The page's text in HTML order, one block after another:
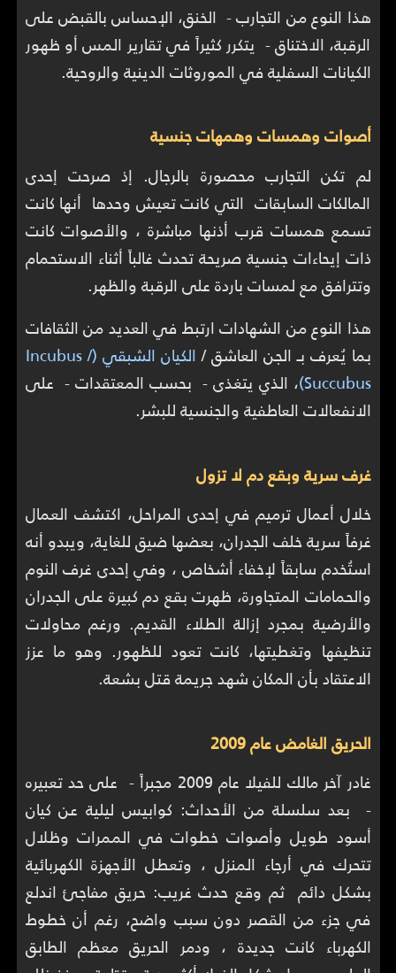
هذا النوع من التجارب - الخنق، الإحساس بالقبض على
الرقبة، الاختناق - يتكرر كثيراً في تقارير المس أو ظهور
الكيانات السفلية في الموروثات الدينية والروحية.
أصوات وهمسات وهمهات جنسية
لم تكن التجارب محصورة بالرجال. إذ صرحت إحدى
المالكات السابقات التي كانت تعيش وحدها أنها كانت
تسمع همسات قرب أذنها مباشرة ، والأصوات كانت
ذات إيحاءات جنسية صريحة تحدث غالباً أثناء الاستحمام
وتترافق مع لمسات باردة على الرقبة والظهر.
هذا النوع من الشهادات ارتبط في العديد من الثقافات
بما يُعرف بـ الجن العاشق /
الكيان الشبقي (Incubus /
Succubus)، الذي يتغذى - بحسب المعتقدات - على
الانفعالات العاطفية والجنسية للبشر.
غرف سرية وبقع دم لا تزول
خلال أعمال ترميم في إحدى المراحل، اكتشف العمال
غرفاً سرية خلف الجدران، بعضها ضيق للغاية، ويبدو أنه
استُخدم سابقاً لإخفاء أشخاص ، وفي إحدى غرف النوم
والحمامات المتجاورة، ظهرت بقع دم كبيرة على الجدران
والأرضية بمجرد إزالة الطلاء القديم. ورغم محاولات
تنظيفها وتغطيتها، كانت تعود للظهور. وهو ما عزز
الاعتقاد بأن المكان شهد جريمة قتل بشعة.
الحريق الغامض عام 2009
غادر آخر مالك للفيلا عام 2009 مجبراً - على حد تعبيره
- بعد سلسلة من الأحداث: كوابيس ليلية عن كيان
أسود طويل وأصوات خطوات في الممرات وظلال
تتحرك في أرجاء المنزل ، وتعطل الأجهزة الكهربائية
بشكل دائم ثم وقع حدث غريب: حريق مفاجئ اندلع
في جزء من القصر دون سبب واضح، رغم أن خطوط
الكهرباء كانت جديدة ، ودمر الحريق معظم الطابق